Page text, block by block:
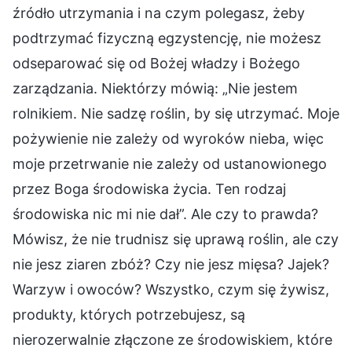
źródło utrzymania i na czym polegasz, żeby
podtrzymać fizyczną egzystencję, nie możesz
odseparować się od Bożej władzy i Bożego
zarządzania. Niektórzy mówią: „Nie jestem
rolnikiem. Nie sadzę roślin, by się utrzymać. Moje
pożywienie nie zależy od wyroków nieba, więc
moje przetrwanie nie zależy od ustanowionego
przez Boga środowiska życia. Ten rodzaj
środowiska nic mi nie dał”. Ale czy to prawda?
Mówisz, że nie trudnisz się uprawą roślin, ale czy
nie jesz ziaren zbóż? Czy nie jesz mięsa? Jajek?
Warzyw i owoców? Wszystko, czym się żywisz,
produkty, których potrzebujesz, są
nierozerwalnie złączone ze środowiskiem, które